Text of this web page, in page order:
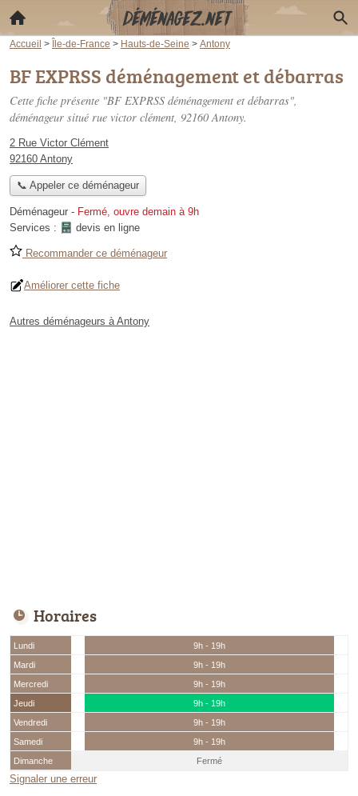
Accueil > Île-de-France > Hauts-de-Seine > Antony
BF EXPRSS déménagement et débarras
Cette fiche présente "BF EXPRSS déménagement et débarras",
déménageur situé rue victor clément, 92160 Antony.
2 Rue Victor Clément
92160 Antony
📞 Appeler ce déménageur
Déménageur - Fermé, ouvre demain à 9h
Services :
devis en ligne
Recommander ce déménageur
Améliorer cette fiche
Autres déménageurs à Antony
Horaires
Lundi
9h - 19h
Mardi
9h - 19h
Mercredi
9h - 19h
Jeudi
9h - 19h
Vendredi
9h - 19h
Samedi
9h - 19h
Dimanche
Fermé
Signaler une erreur